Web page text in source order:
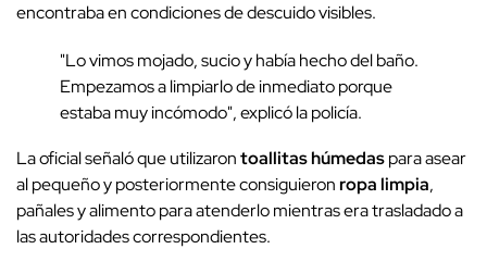
encontraba en condiciones de descuido visibles.
"Lo vimos mojado, sucio y había hecho del baño.
Empezamos a limpiarlo de inmediato porque
estaba muy incómodo", explicó la policía.
La oficial señaló que utilizarontoallitas húmedaspara asear
al pequeño y posteriormente consiguieronropa limpia,
pañales y alimento para atenderlo mientras era trasladado a
las autoridades correspondientes.